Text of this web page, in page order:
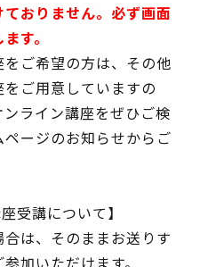
おりません。必ず画面
す。
ご希望の方は、その他
ご用意していますの
ライン講座をぜひご検
ージのお知らせからご
受講について】
は、そのままお送りす
加いただけます。